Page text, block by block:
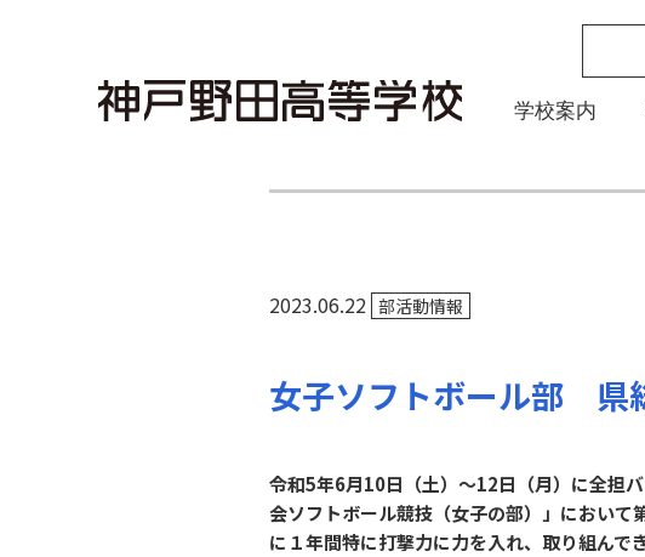
学校案内
2023.06.22 部活動情報
女子ソフトボール部 県
令和5年6月10日（土）～12日（月）に全担
会ソフトボール競技（女子の部）」におい
に１年間特に打撃力に力を入れ、取り組ん